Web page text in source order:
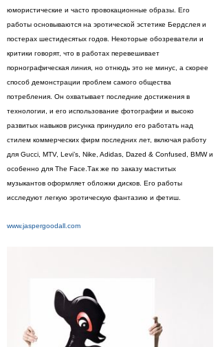
юмористические и часто провокационные образы. Его
работы основываются на эротической эстетике Бердслея и
постерах шестидесятых годов. Некоторые обозреватели и
критики говорят, что в работах перевешивает
порнографическая линия, но отнюдь это не минус, а скорее
способ демонстрации проблем самого общества
потребления. Он охватывает последние достижения в
технологии, и его использование фотографии и высоко
развитых навыков рисунка принудило его работать над
стилем коммерческих фирм последних лет, включая работу
для Gucci, MTV, Levi’s, Nike, Adidas, Dazed & Confused, BMW и
особенно для The Face.Так же по заказу маститых
музыкантов оформляет обложки дисков. Его работы
исследуют легкую эротическую фантазию и фетиш.
www.jaspergoodall.com